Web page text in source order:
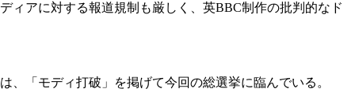
ィアに対する報道規制も厳しく、英BBC制作の批判的なド
「モディ打破」を掲げて今回の総選挙に臨んでいる。